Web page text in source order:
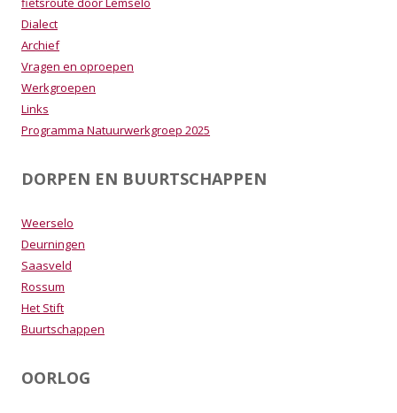
Dialect
Archief
Vragen en oproepen
Werkgroepen
Links
Programma Natuurwerkgroep 2025
DORPEN EN BUURTSCHAPPEN
Weerselo
Deurningen
Saasveld
Rossum
Het Stift
Buurtschappen
OORLOG